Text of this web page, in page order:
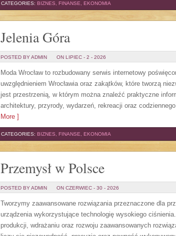
CATEGORIES: BIZNES, FINANSE, EKONOMIA
Jelenia Góra
POSTED BY ADMIN ON LIPIEC - 2 - 2026
Moda Wrocław to rozbudowany serwis internetowy
uwzględnieniem Wrocławia oraz zakątków, które tworzą
jest przestrzenią, w którym można znaleźć praktyczne
architektury, przyrody, wydarzeń, rekreacji oraz
More ]
CATEGORIES: BIZNES, FINANSE, EKONOMIA
Przemysł w Polsce
POSTED BY ADMIN ON CZERWIEC - 30 - 2026
Tworzymy zaawansowane rozwiązania przeznaczone dla
urządzenia wykorzystujące technologię wysokiego
produkcji, wdrażaniu oraz rozwoju zaawansowanych